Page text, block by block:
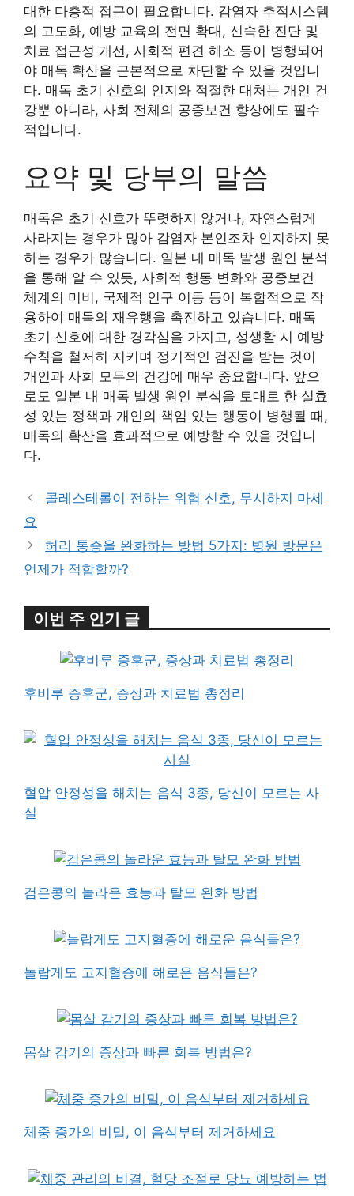
대한 다층적 접근이 필요합니다. 감염자 추적시스템
의 고도화, 예방 교육의 전면 확대, 신속한 진단 및
치료 접근성 개선, 사회적 편견 해소 등이 병행되어
야 매독 확산을 근본적으로 차단할 수 있을 것입니
다. 매독 초기 신호의 인지와 적절한 대처는 개인 건
강뿐 아니라, 사회 전체의 공중보건 향상에도 필수
적입니다.
요약 및 당부의 말씀
매독은 초기 신호가 뚜렷하지 않거나, 자연스럽게
사라지는 경우가 많아 감염자 본인조차 인지하지 못
하는 경우가 많습니다. 일본 내 매독 발생 원인 분석
을 통해 알 수 있듯, 사회적 행동 변화와 공중보건
체계의 미비, 국제적 인구 이동 등이 복합적으로 작
용하여 매독의 재유행을 촉진하고 있습니다. 매독
초기 신호에 대한 경각심을 가지고, 성생활 시 예방
수칙을 철저히 지키며 정기적인 검진을 받는 것이
개인과 사회 모두의 건강에 매우 중요합니다. 앞으
로도 일본 내 매독 발생 원인 분석을 토대로 한 실효
성 있는 정책과 개인의 책임 있는 행동이 병행될 때,
매독의 확산을 효과적으로 예방할 수 있을 것입니
다.
콜레스테롤이 전하는 위험 신호, 무시하지 마세
요
허리 통증을 완화하는 방법 5가지: 병원 방문은
언제가 적합할까?
이번 주 인기 글
후비루 증후군, 증상과 치료법 총정리
혈압 안정성을 해치는 음식 3종, 당신이 모르는 사
실
검은콩의 놀라운 효능과 탈모 완화 방법
놀랍게도 고지혈증에 해로운 음식들은?
몸살 감기의 증상과 빠른 회복 방법은?
체중 증가의 비밀, 이 음식부터 제거하세요